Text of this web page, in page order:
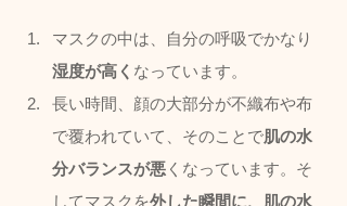
マスクの中は、自分の呼吸でかなり
湿度が高く なっています。
長い時間、顔の大部分が不織布や布
で覆われていて、そのことで肌の水
分バランスが悪 くなっています。そ
してマスクを外した瞬間に、肌の水